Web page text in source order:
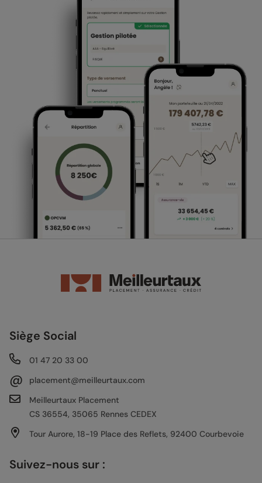
Siège Social
01 47 20 33 00
@
placement@meilleurtaux.com
Meilleurtaux Placement
CS 36554, 35065 Rennes CEDEX
Tour Aurore, 18-19 Place des Reflets, 92400 Courbevoie
Suivez-nous sur :